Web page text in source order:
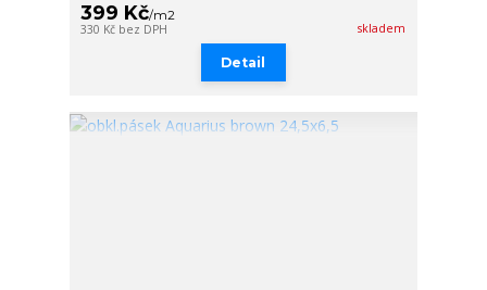
399 Kč/m2
330 Kč bez DPH skladem
Detail